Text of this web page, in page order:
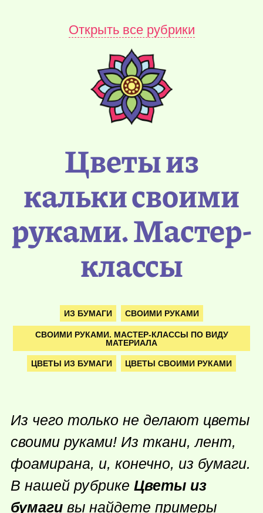
Открыть все рубрики
Цветы из
кальки своими
руками. Мастер-
классы
ИЗ БУМАГИ СВОИМИ РУКАМИ
СВОИМИ РУКАМИ. МАСТЕР-КЛАССЫ ПО ВИДУ
МАТЕРИАЛА
ЦВЕТЫ ИЗ БУМАГИ ЦВЕТЫ СВОИМИ РУКАМИ
Из чего только не делают цветы
своими руками! Из ткани, лент,
фоамирана, и, конечно, из бумаги.
В нашей рубрике Цветы из
бумаги вы найдете примеры